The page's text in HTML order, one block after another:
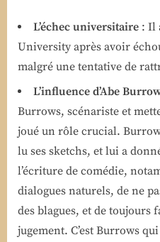
L’échec universitaire : Il
University après avoir
malgré une tentative de
L’influence d’Abe
Burrows, scénariste et
joué un rôle crucial.
lu ses sketchs, et lui a
l’écriture de comédie,
dialogues naturels, de ne
des blagues, et de toujours
jugement. C’est Burrows